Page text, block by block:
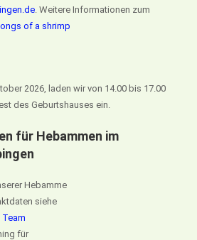
. Weitere Informationen zum
of a shrimp
2026, laden wir von 14.00 bis 17.00
des Geburtshauses ein.
für Hebammen im
Hebamme
siehe
für